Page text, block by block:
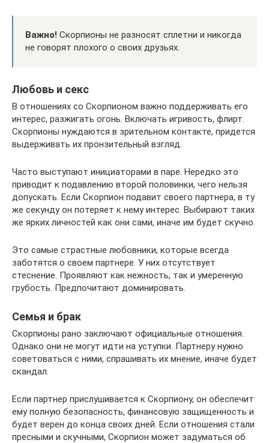
Важно! Скорпионы не разносят сплетни и никогда
не говорят плохого о своих друзьях.
Любовь и секс
В отношениях со Скорпионом важно поддерживать его
интерес, разжигать огонь. Включать игривость, флирт.
Скорпионы нуждаются в зрительном контакте, придется
выдерживать их пронзительный взгляд.
Часто выступают инициаторами в паре. Нередко это
приводит к подавлению второй половинки, чего нельзя
допускать. Если Скорпион подавит своего партнера, в ту
же секунду он потеряет к нему интерес. Выбирают таких
же ярких личностей как они сами, иначе им будет скучно.
Это самые страстные любовники, которые всегда
заботятся о своем партнере. У них отсутствует
стеснение. Проявляют как нежность, так и умеренную
грубость. Предпочитают доминировать.
Семья и брак
Скорпионы рано заключают официальные отношения.
Однако они не могут идти на уступки. Партнеру нужно
советоваться с ними, спрашивать их мнение, иначе будет
скандал.
Если партнер прислушивается к Скорпиону, он обеспечит
ему полную безопасность, финансовую защищенность и
будет верен до конца своих дней. Если отношения стали
пресными и скучными, Скорпион может задуматься об